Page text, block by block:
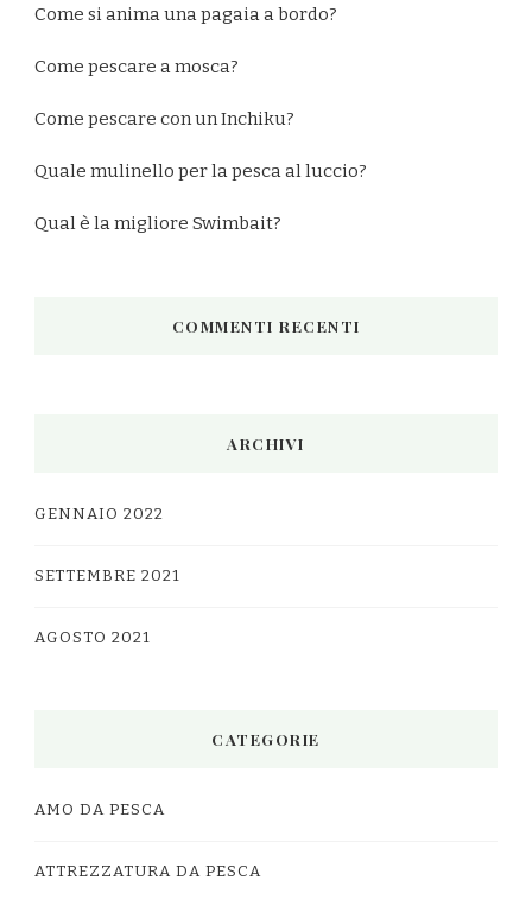
Come si anima una pagaia a bordo?
Come pescare a mosca?
Come pescare con un Inchiku?
Quale mulinello per la pesca al luccio?
Qual è la migliore Swimbait?
COMMENTI RECENTI
ARCHIVI
GENNAIO 2022
SETTEMBRE 2021
AGOSTO 2021
CATEGORIE
AMO DA PESCA
ATTREZZATURA DA PESCA